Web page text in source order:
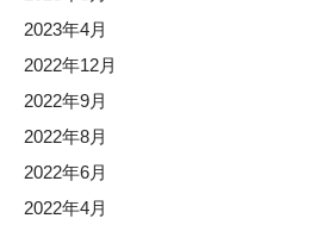
2023年4月
2022年12月
2022年9月
2022年8月
2022年6月
2022年4月